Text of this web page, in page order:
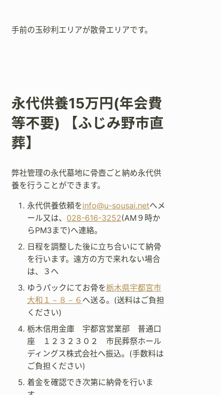
手前の玉砂利エリアが散骨エリアです。
永代供養15万円(年会費
等不要) 【ふじみ野市直
葬】
弊社管理の永代墓地に骨壺ごと納め永代供
養を行うことができます。
永代供養依頼をinfo@u-sousai.netへメ
ール又は、 028-616-3252(AM９時か
らPM3まで)へ連絡。
日程を調整した後に立ち合いにて納骨
を行います。遠方の方で来れない場合
は、３へ
ゆうパックにてお骨を栃木県宇都宮市
大和１－８－６ へ送る。(送料はご負担
ください)
栃木信用金庫 宇都宮営業部 普通口
座 １２３２３０２ 市民葬祭ホール
ディングス株式会社へ振込。(手数料は
ご負担ください)
着金を確認でき次第に納骨を行いま